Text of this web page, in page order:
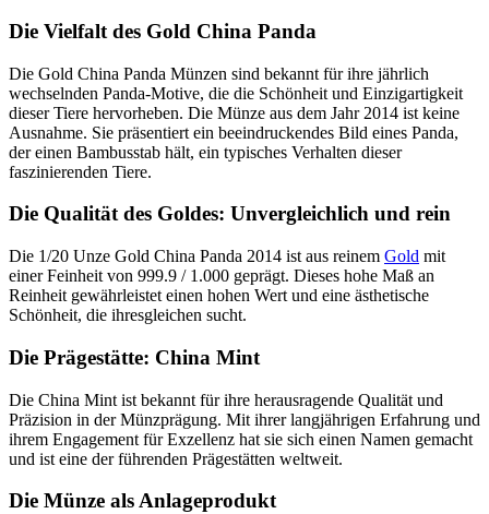
Die Vielfalt des Gold China Panda
Die Gold China Panda Münzen sind bekannt für ihre jährlich
wechselnden Panda-Motive, die die Schönheit und Einzigartigkeit
dieser Tiere hervorheben. Die Münze aus dem Jahr 2014 ist keine
Ausnahme. Sie präsentiert ein beeindruckendes Bild eines Panda,
der einen Bambusstab hält, ein typisches Verhalten dieser
faszinierenden Tiere.
Die Qualität des Goldes: Unvergleichlich und rein
Die 1/20 Unze Gold China Panda 2014 ist aus reinem Gold mit
einer Feinheit von 999.9 / 1.000 geprägt. Dieses hohe Maß an
Reinheit gewährleistet einen hohen Wert und eine ästhetische
Schönheit, die ihresgleichen sucht.
Die Prägestätte: China Mint
Die China Mint ist bekannt für ihre herausragende Qualität und
Präzision in der Münzprägung. Mit ihrer langjährigen Erfahrung und
ihrem Engagement für Exzellenz hat sie sich einen Namen gemacht
und ist eine der führenden Prägestätten weltweit.
Die Münze als Anlageprodukt